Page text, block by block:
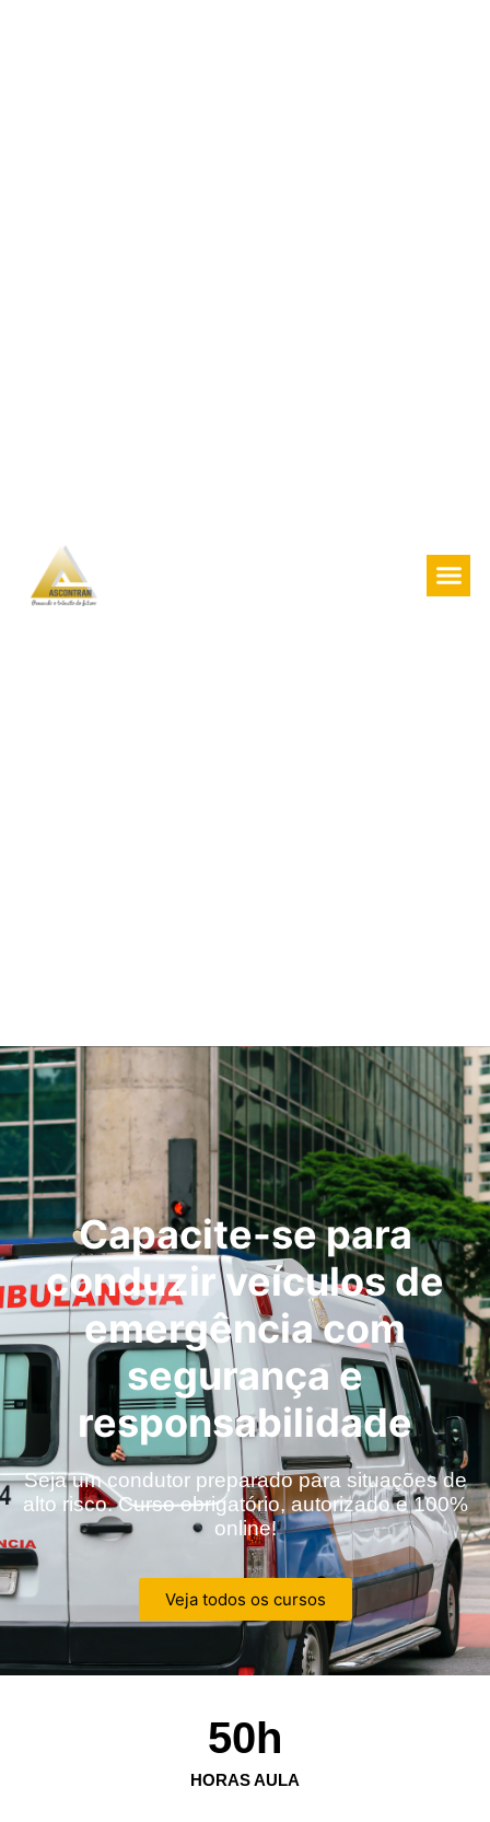
Capacite-se para
conduzir veículos de
emergência com
segurança e
responsabilidade
Seja um condutor preparado para situações de
alto risco. Curso obrigatório, autorizado e 100%
online!
Veja todos os cursos
HORAS AULA
50h